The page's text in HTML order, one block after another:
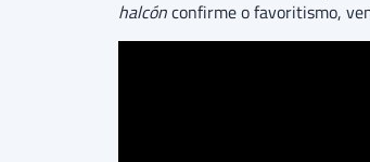
halcónconfirme o favoritismo,